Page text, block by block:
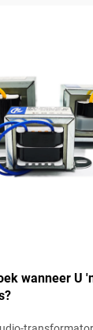
wanneer U